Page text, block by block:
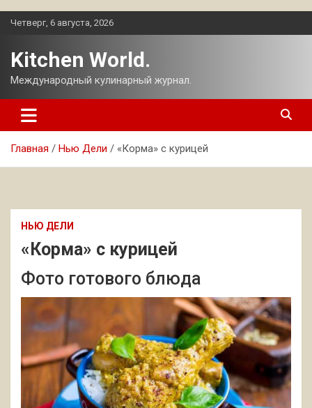
Перейти
Четверг, 6 августа, 2026
Kitchen World.
Международный кулинарный журнал.
Главная Нью Дели «Корма» с курицей
НЬЮ ДЕЛИ
«Корма» с курицей
Фото готового блюда